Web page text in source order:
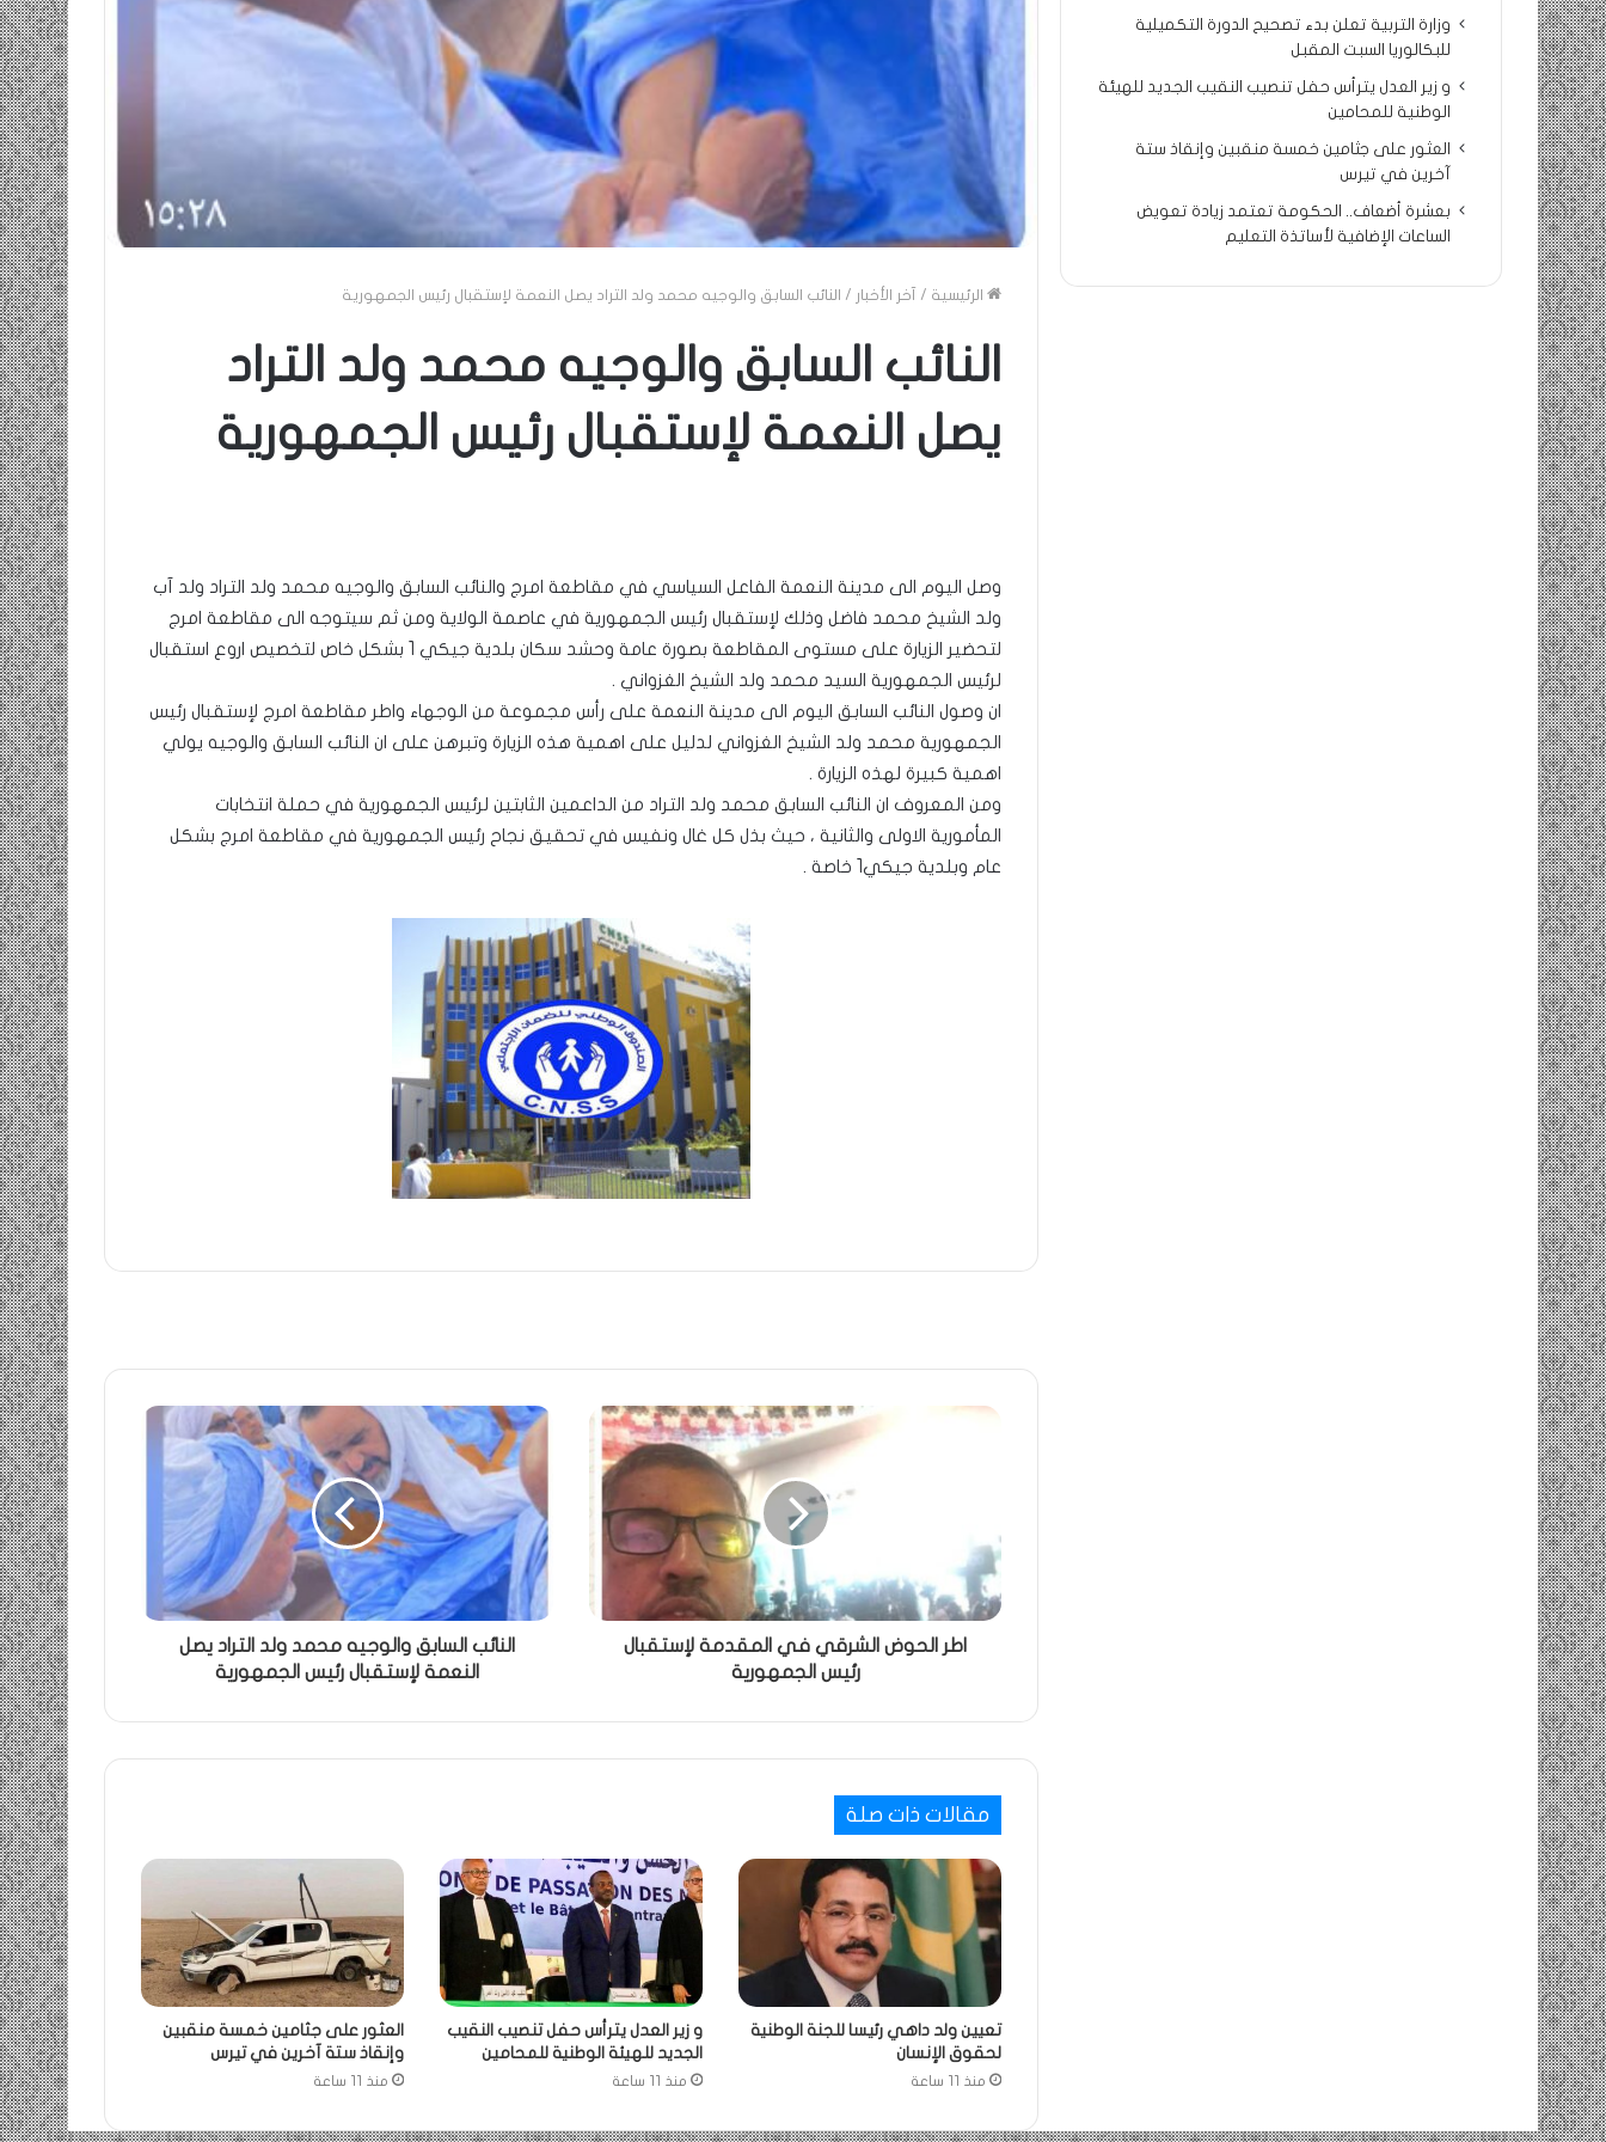
الرئيسية / آخر الأخبار / النائب السابق والوجيه محمد ولد التراد يصل النعمة لإستقبال رئيس الجمهورية
النائب السابق والوجيه محمد ولد التراد
يصل النعمة لإستقبال رئيس الجمهورية
وصل اليوم الى مدينة النعمة الفاعل السياسي في مقاطعة امرج والنائب السابق والوجيه محمد ولد التراد ولد آب
ولد الشيخ محمد فاضل وذلك لإستقبال رئيس الجمهورية في عاصمة الولاية ومن ثم سيتوجه الى مقاطعة امرج
لتحضير الزيارة على مستوى المقاطعة بصورة عامة وحشد سكان بلدية جيكي 1 بشكل خاص لتخصيص اروع استقبال
لرئيس الجمهورية السيد محمد ولد الشيخ الغزواني .
ان وصول النائب السابق اليوم الى مدينة النعمة على رأس مجموعة من الوجهاء واطر مقاطعة امرج لإستقبال رئيس
الجمهورية محمد ولد الشيخ الغزواني لدليل على اهمية هذه الزيارة وتبرهن على ان النائب السابق والوجيه يولي
اهمية كبيرة لهذه الزيارة .
ومن المعروف ان النائب السابق محمد ولد التراد من الداعمين الثابتين لرئيس الجمهورية في حملة انتخابات
المأمورية الاولى والثانية ، حيث بذل كل غال ونفيس في تحقيق نجاح رئيس الجمهورية في مقاطعة امرج بشكل
عام وبلدية جيكي1 خاصة .
اطر الحوض الشرقي في المقدمة لإستقبال
رئيس الجمهورية
النائب السابق والوجيه محمد ولد التراد يصل
النعمة لإستقبال رئيس الجمهورية
مقالات ذات صلة
تعيين ولد داهي رئيسا للجنة الوطنية
لحقوق الإنسان
منذ 11 ساعة
و زير العدل يترأس حفل تنصيب النقيب
الجديد للهيئة الوطنية للمحامين
منذ 11 ساعة
العثور على جثامين خمسة منقبين
وإنقاذ ستة آخرين في تيرس
منذ 11 ساعة
وزارة التربية تعلن بدء تصحيح الدورة التكميلية
للبكالوريا السبت المقبل
و زير العدل يترأس حفل تنصيب النقيب الجديد للهيئة
الوطنية للمحامين
العثور على جثامين خمسة منقبين وإنقاذ ستة
آخرين في تيرس
بعشرة أضعاف.. الحكومة تعتمد زيادة تعويض
الساعات الإضافية لأساتذة التعليم